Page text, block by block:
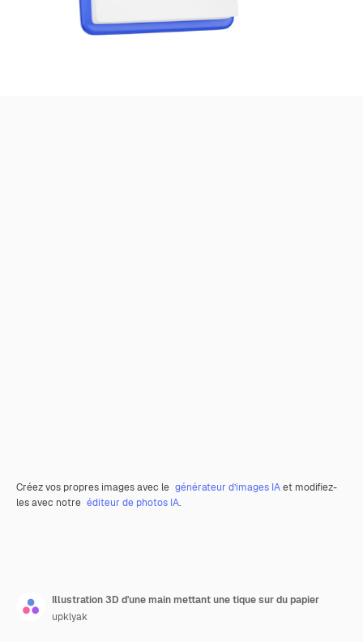
Créez vos propres images avec le générateur d’images IAet modifiez-
les avec notre éditeur de photos IA.
Illustration 3D d'une main mettant une tique sur du papier
upklyak